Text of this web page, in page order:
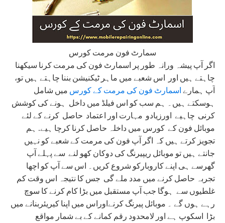
سمارٹ فون مرمت کورس
اگر آپ پیشہ ورانہ طور پر اسمارٹ فون کی مرمت کرنا سیکھنا
چاہتے ہیں اور اس شعبے میں ماہر ٹیکنیشن بننا چاہتے ہیں تو،
آپ ہمارے اسمارٹ فون کی مرمت کے کورس میں شامل
ہوسکتے ہیں۔ ہم سب کو اس فیلڈ میں داخل ہونے کی کوشش
کرنی چاہیے اورزیادو مہارت اور اعتماد حاصل کرنے کے لئے
موبائل فون کے کورس میں داخلہ حاصل کرنا کرچا ہیے. ہم
تجویز کرتے ہیں کہ اگر آپ فون کی مرمت کے شعبے کو نہیں
جانتے ہیں تو موبائل ریپیرنگ کی دوکان کھو لنے سے پہلے آپ
گھرسے ہی اپنے کاروبارکو شروع کریں۔ اس سے آپ کو اچھا
تجربہ حاصل کرنے میں مدد ملے گی جس کا نتیجہ اس وقت کم
غلطیوں سے ہوگا جب آپ مستقبل میں بڑا کام کرنے کا سوچ
رہے ہوں گے ۔ موبائل پیرنگ کرنےاوراس میں اپنا کیریئربنانے میں
بڑا اسکوپ ہے اور لامحدود رقم کمانے کے بے شمار مواقع